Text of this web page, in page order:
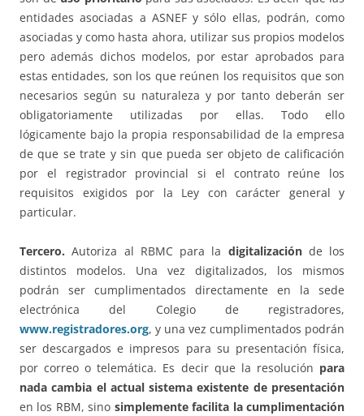
entidades asociadas a ASNEF y sólo ellas, podrán, como
asociadas y como hasta ahora, utilizar sus propios modelos
pero además dichos modelos, por estar aprobados para
estas entidades, son los que reúnen los requisitos que son
necesarios según su naturaleza y por tanto deberán ser
obligatoriamente utilizadas por ellas. Todo ello
lógicamente bajo la propia responsabilidad de la empresa
de que se trate y sin que pueda ser objeto de calificación
por el registrador provincial si el contrato reúne los
requisitos exigidos por la Ley con carácter general y
particular.
Tercero. Autoriza al RBMC para la digitalizaciónde los
distintos modelos. Una vez digitalizados, los mismos
podrán ser cumplimentados directamente en la sede
electrónica del Colegio de registradores,
www.registradores.org, y una vez cumplimentados podrán
ser descargados e impresos para su presentación física,
por correo o telemática. Es decir que la resolución para
nada cambia el actual sistema existente de presentación
en los RBM, sino simplemente facilita la cumplimentación